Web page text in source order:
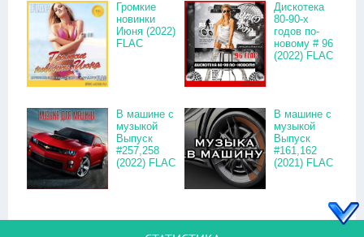
Громкие
новинки
Июня (2022)
FLAC
Дискотека
80-90-х
годов по-
новому # 96
(2022) FLAC
В машине с
музыкой
Выпуск
#257,258
(2022) FLAC
В машине с
музыкой
Выпуск
#161,162
(2021) FLAC